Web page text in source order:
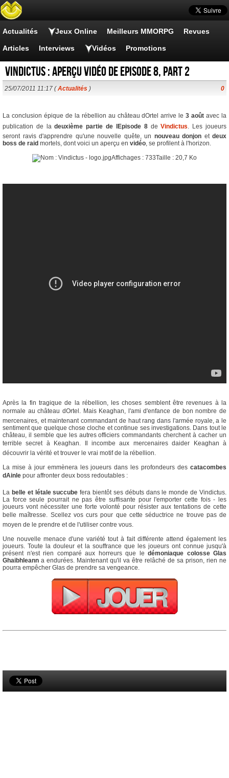
Actualités Jeux Online Meilleurs MMORPG Revues
Articles Interviews Vidéos Promotions
Vindictus : Aperçu vidéo de Episode 8, part 2
25/07/2011 11:17 (Actualités ) 0
La conclusion épique de la rébellion au château dOrtel arrive le3 août avec la
publication de ladeuxième partie de lEpisode 8deVindictus. Les joueurs
seront ravis d'apprendre qu'une nouvelle quête, un nouveau donjon et deux
boss de raid mortels, dont voici un aperçu en vidéo, se profilent à l'horizon.
Après la fin tragique de la rébellion, les choses semblent être revenues à la
normale au château dOrtel. Mais Keaghan, l'ami d'enfance de bon nombre de
mercenaires, et maintenant commandant de haut rang dans l'armée royale, a le
sentiment que quelque chose cloche et continue ses investigations. Dans tout le
château, il semble que les autres officiers commandants cherchent à cacher un
terrible secret à Keaghan. Il incombe aux mercenaires daider Keaghan à
découvrir la vérité et trouver le vrai motif de la rébellion.
La mise à jour emmènera les joueurs dans les profondeurs des catacombes
dAinle pour affronter deux boss redoutables :
La belle et létale succube fera bientôt ses débuts dans le monde de Vindictus.
La force seule pourrait ne pas être suffisante pour l'emporter cette fois - les
joueurs vont nécessiter une forte volonté pour résister aux tentations de cette
belle maîtresse. Scellez vos curs pour que cette séductrice ne trouve pas de
moyen de le prendre et de l'utiliser contre vous.
Une nouvelle menace d'une variété tout à fait différente attend également les
joueurs. Toute la douleur et la souffrance que les joueurs ont connue jusqu'à
présent n'est rien comparé aux horreurs que le démoniaque colosse Glas
Ghaibhleann a endurées. Maintenant qu'il va être relâché de sa prison, rien ne
pourra empêcher Glas de prendre sa vengeance.